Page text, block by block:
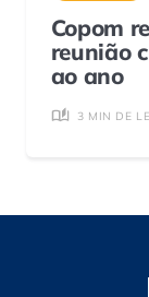
Copom
reunião
ao ano
3 MIN DE